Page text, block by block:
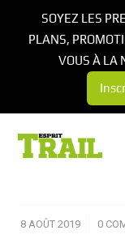
8 AOÛT 2019
/ 0
SOYEZ LES
PLANS,
VOUS À LA